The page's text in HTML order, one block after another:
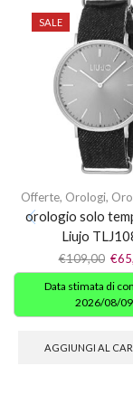
SALE
Offerte, Orologi,
orologio solo
Liujo
€109,00 €
Data stimata di
2026/08/09
AGGIUNGI AL